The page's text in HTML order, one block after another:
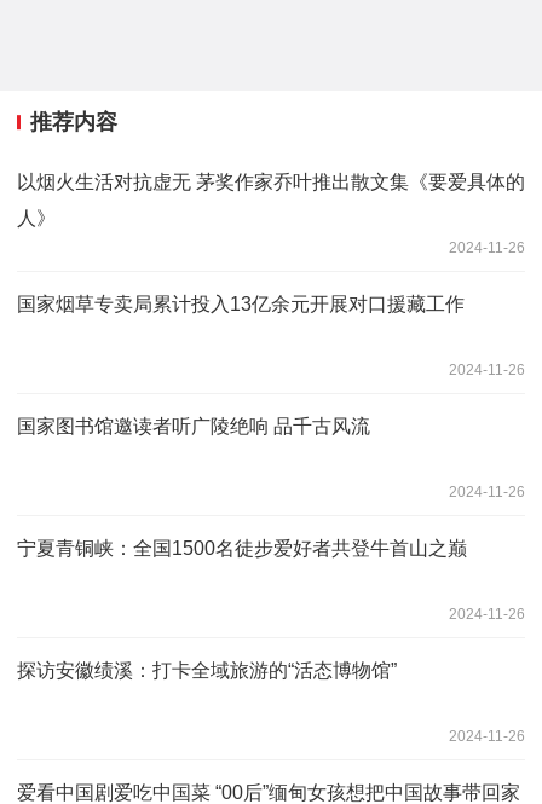
推荐内容
以烟火生活对抗虚无 茅奖作家乔叶推出散文集《要爱具体的
人》
2024-11-26
国家烟草专卖局累计投入13亿余元开展对口援藏工作
2024-11-26
国家图书馆邀读者听广陵绝响 品千古风流
2024-11-26
宁夏青铜峡：全国1500名徒步爱好者共登牛首山之巅
2024-11-26
探访安徽绩溪：打卡全域旅游的“活态博物馆”
2024-11-26
爱看中国剧爱吃中国菜 “00后”缅甸女孩想把中国故事带回家